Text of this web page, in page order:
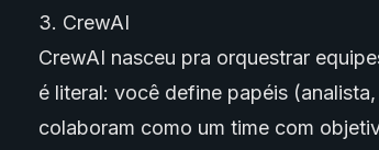
3. CrewAI
CrewAI nasceu pra orquestrar
é literal: você define papéis
colaboram como um time com